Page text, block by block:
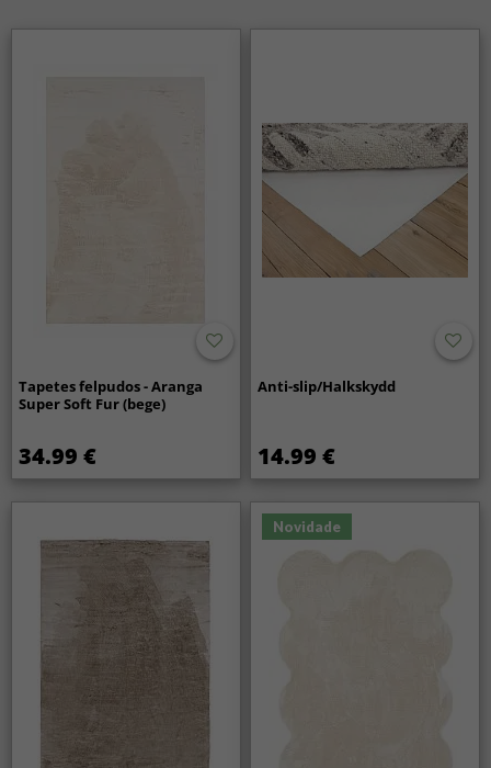
Tapetes felpudos - Aranga
Super Soft Fur (bege)
34.99 €
Anti-slip/Halkskydd
14.99 €
Novidade